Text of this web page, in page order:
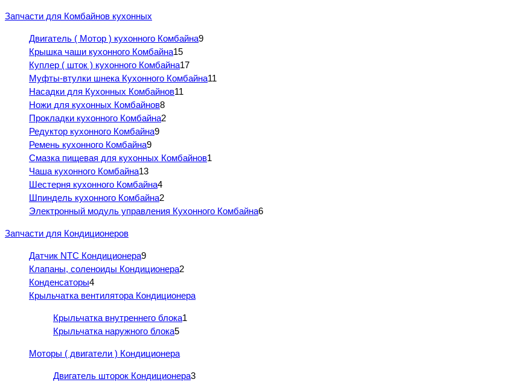
Запчасти для Комбайнов кухонных
Двигатель ( Мотор ) кухонного Комбайна9
Крышка чаши кухонного Комбайна15
Куплер ( шток ) кухонного Комбайна17
Муфты-втулки шнека Кухонного Комбайна11
Насадки для Кухонных Комбайнов11
Ножи для кухонных Комбайнов8
Прокладки кухонного Комбайна2
Редуктор кухонного Комбайна9
Ремень кухонного Комбайна9
Смазка пищевая для кухонных Комбайнов1
Чаша кухонного Комбайна13
Шестерня кухонного Комбайна4
Шпиндель кухонного Комбайна2
Электронный модуль управления Кухонного Комбайна6
Запчасти для Кондиционеров
Датчик NTC Кондиционера9
Клапаны, соленоиды Кондиционера2
Конденсаторы4
Крыльчатка вентилятора Кондиционера
Крыльчатка внутреннего блока1
Крыльчатка наружного блока5
Моторы ( двигатели ) Кондиционера
Двигатель шторок Кондиционера3